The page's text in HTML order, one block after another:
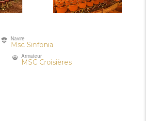
Navire
Msc Sinfonia
Armateur
MSC Croisières